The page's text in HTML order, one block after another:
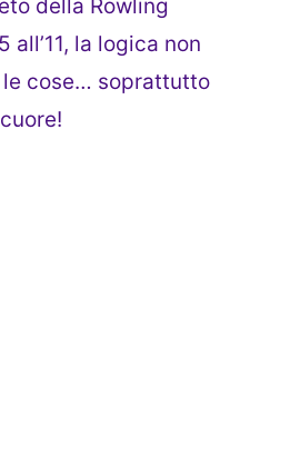
della Rowling
all’11, la logica non
cose… soprattutto